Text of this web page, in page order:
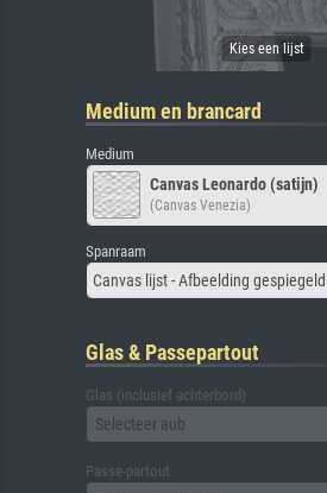
Medium en brancard
Medium
Canvas Leonardo (satijn)
(Canvas Venezia)
Spanraam
Glas & Passepartout
Glas (inclusief achterbord)
Selecteer aub
Passe-partout